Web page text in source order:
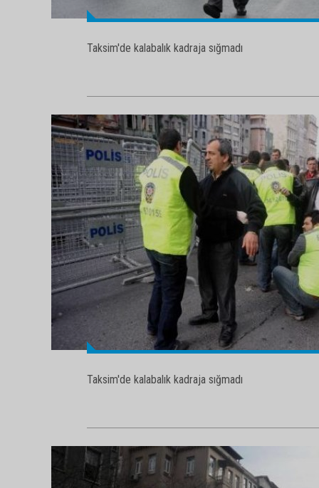
Taksim'de kalabalık kadraja sığmadı
Taksim'de kalabalık kadraja sığmadı